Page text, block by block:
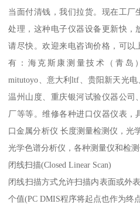
当面付清钱，我们拉货。现在工厂
处理，这种电子仪器设备更新快，
请尽快。欢迎来电咨询价格，可以
有：海克斯康测量技术（青岛
mitutoyo、意大利ltf、贵阳新天光电
温州山度、重庆银河试验仪器公司
厂等等。维修各种进口仪器仪表，
口金属分析仪 长度测量检测仪，光
光学色谱分析仪，各种测量仪和检
闭线扫描(Closed Linear Scan)
闭线扫描方式允许扫描内表面或外
个值(PC DMIS程序将起点也作为终